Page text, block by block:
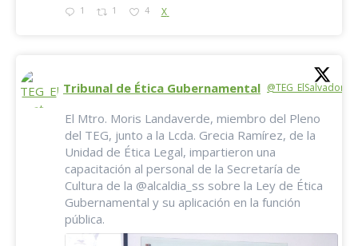
1 1 4 X
Tribunal de Ética Gubernamental @TEG_ElSalvador
El Mtro. Moris Landaverde, miembro del Pleno
del TEG, junto a la Lcda. Grecia Ramírez, de la
Unidad de Ética Legal, impartieron una
capacitación al personal de la Secretaría de
Cultura de la @alcaldia_ss sobre la Ley de Ética
Gubernamental y su aplicación en la función
pública.